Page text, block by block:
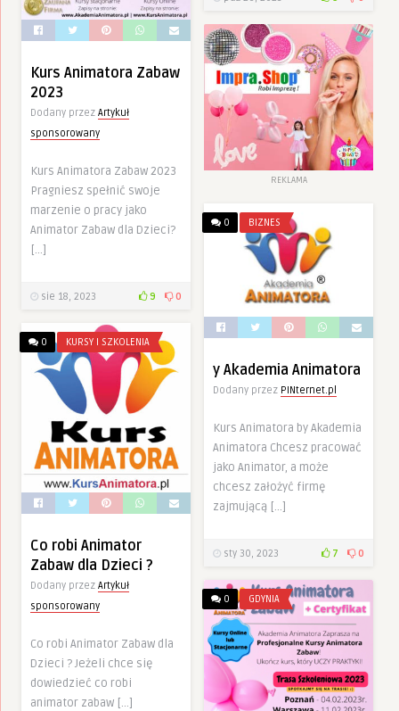
Kurs Animatora Zabaw
2023
Dodany przez Artykuł
sponsorowany
Kurs Animatora Zabaw 2023
Pragniesz spełnić swoje
marzenie o pracy jako
Animator Zabaw dla Dzieci?
[…]
sie 18, 2023 9 0
REKLAMA
0 BIZNES
y Akademia Animatora
Dodany przez PINternet.pl
Kurs Animatora by Akademia
Animatora Chcesz pracować
jako Animator, a może
chcesz założyć firmę
zajmującą […]
sty 30, 2023 7 0
0 KURSY I SZKOLENIA
Co robi Animator
Zabaw dla Dzieci ?
Dodany przez Artykuł
sponsorowany
Co robi Animator Zabaw dla
Dzieci ? Jeżeli chce się
dowiedzieć co robi
animator zabaw […]
0 GDYNIA